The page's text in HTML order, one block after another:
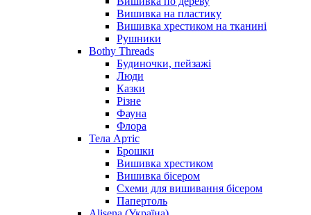
Вишивка на пластику
Вишивка хрестиком на тканині
Рушники
Bothy Threads
Будиночки, пейзажі
Люди
Казки
Різне
Фауна
Флора
Тела Артіс
Брошки
Вишивка хрестиком
Вишивка бісером
Схеми для вишивання бісером
Папертоль